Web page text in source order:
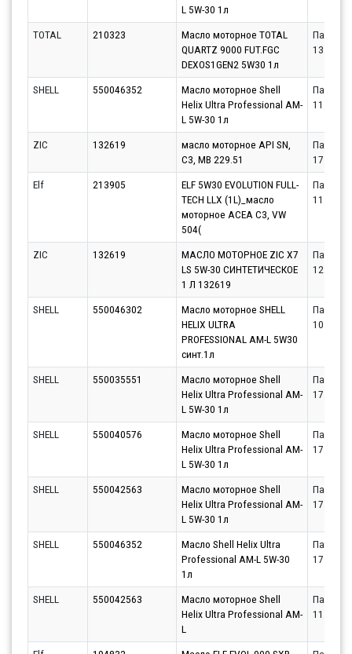
L 5W-30 1л
TOTAL 210323
Масло моторное TOTAL
QUARTZ 9000 FUT.FGC
DEXOS1GEN2 5W30 1л
Партнёр
SHELL 550046352
Масло моторное Shell
Helix Ultra Professional AM-
L 5W-30 1л
Партнёр
ZIC 132619
масло моторное API SN,
C3, MB 229.51
Партнёр
Elf
213905
ELF 5W30 EVOLUTION FULL-
TECH LLX (1L)_масло
моторное ACEA C3, VW
504(
Партнёр
ZIC 132619
МАСЛО МОТОРНОЕ ZIC X7
LS 5W-30 СИНТЕТИЧЕСКОЕ
1 Л 132619
Партнёр
SHELL 550046302
Масло моторное SHELL
HELIX ULTRA
PROFESSIONAL AM-L 5W30
синт.1л
Партнёр
SHELL 550035551
Масло моторное Shell
Helix Ultra Professional AM-
L 5W-30 1л
Партнёр
SHELL 550040576
Масло моторное Shell
Helix Ultra Professional AM-
L 5W-30 1л
Партнёр
SHELL 550042563
Масло моторное Shell
Helix Ultra Professional AM-
L 5W-30 1л
Партнёр
SHELL 550046352
Масло Shell Helix Ultra
Professional AM-L 5W-30
1л
Партнёр
SHELL 550042563
Масло моторное Shell
Helix Ultra Professional AM-
L
Партнёр